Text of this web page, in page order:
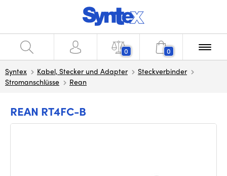
0 0
Syntex Kabel, Stecker und Adapter
Steckverbinder
Stromanschlüsse
Rean
REAN RT4FC-B